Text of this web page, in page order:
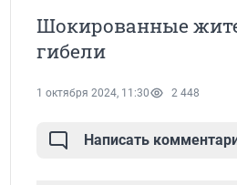
Шокированные
гибели
1 октября 2024, 11:30 2 448
Написать